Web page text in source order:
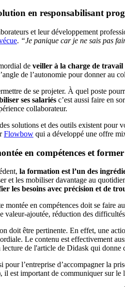
en responsabilisant
et leur développement
. “Je panique car je ne sais pas
de veiller à la charge de travail
de l’autonomie pour donner au
de se projeter. À quel poste
ses salariés c’est aussi faire en
collaborateur.
solutions et des outils existent pour
Flowbow qui a développé une offre
en compétences et
la formation est l’un des
et les mobiliser davantage au
les besoins avec précision et de
montée en compétences doit se faire
valeur-ajoutée, réduction des
doit être pertinente. En effet, une
Le contenu est effectivement
de l'article de Didask qui donne
pour l’entreprise d’accompagner la
il est important de communiquer sur